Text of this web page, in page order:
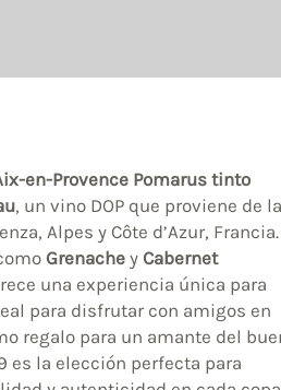
en-Provence Pomarus tinto
, un vino DOP que proviene de la
Alpes y Côte d’Azur, Francia.
Grenache y Cabernet
una experiencia única para
para disfrutar con amigos en
regalo para un amante del
es la elección perfecta para